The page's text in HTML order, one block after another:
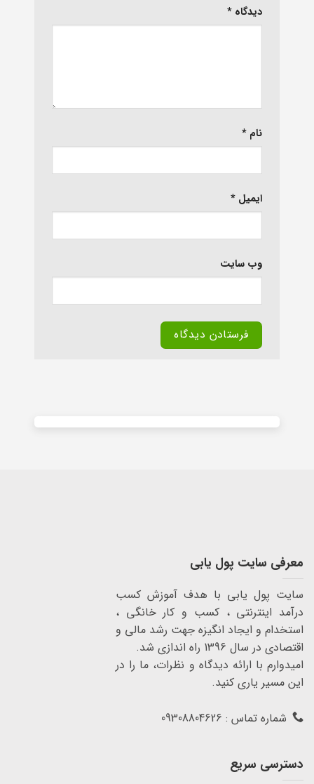
دیدگاه *
نام *
ایمیل *
وب‌ سایت
معرفی سایت پول یابی
سایت پول یابی با هدف آموزش کسب
درآمد اینترنتی ، کسب و کار خانگی ،
استخدام و ایجاد انگیزه جهت رشد مالی و
اقتصادی در سال 1396 راه اندازی شد.
امیدوارم با ارائه دیدگاه و نظرات، ما را در
این مسیر یاری کنید.
شماره تماس : 09308804626
دسترسی سریع